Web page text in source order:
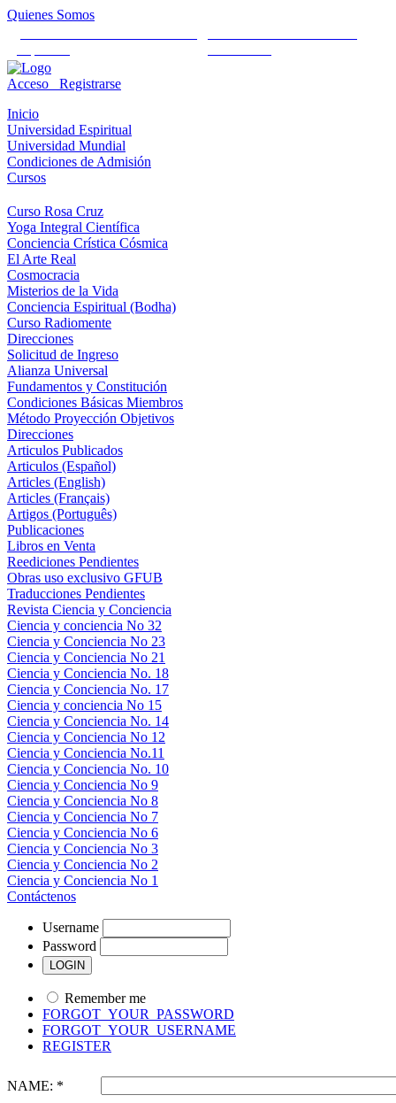
Quienes Somos
Acceso
Registrarse
Inicio
Universidad Espiritual
Universidad Mundial
Condiciones de Admisión
Cursos
Curso Rosa Cruz
Yoga Integral Científica
Conciencia Crística Cósmica
El Arte Real
Cosmocracia
Misterios de la Vida
Conciencia Espiritual (Bodha)
Curso Radiomente
Direcciones
Solicitud de Ingreso
Alianza Universal
Fundamentos y Constitución
Condiciones Básicas Miembros
Método Proyección Objetivos
Direcciones
Articulos Publicados
Articulos (Español)
Articles (English)
Articles (Français)
Artigos (Português)
Publicaciones
Libros en Venta
Reediciones Pendientes
Obras uso exclusivo GFUB
Traducciones Pendientes
Revista Ciencia y Conciencia
Ciencia y conciencia No 32
Ciencia y Conciencia No 23
Ciencia y Conciencia No 21
Ciencia y Conciencia No. 18
Ciencia y Conciencia No. 17
Ciencia y conciencia No 15
Ciencia y Conciencia No. 14
Ciencia y Conciencia No 12
Ciencia y Conciencia No.11
Ciencia y Conciencia No. 10
Ciencia y Conciencia No 9
Ciencia y Conciencia No 8
Ciencia y Conciencia No 7
Ciencia y Conciencia No 6
Ciencia y Conciencia No 3
Ciencia y Conciencia No 2
Ciencia y Conciencia No 1
Contáctenos
Username
Password
Remember me
FORGOT_YOUR_PASSWORD
FORGOT_YOUR_USERNAME
REGISTER
NAME: *